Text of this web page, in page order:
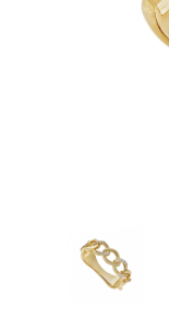
BIJUTERII COPII